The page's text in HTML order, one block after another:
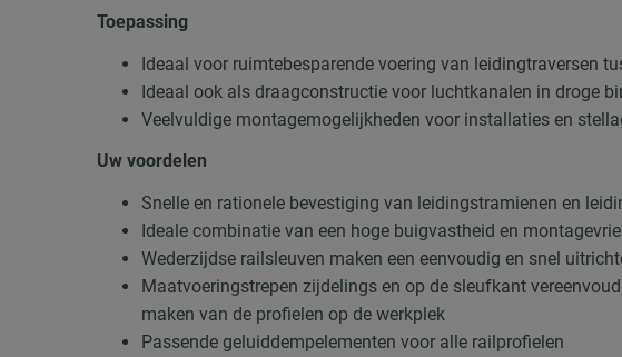
Toepassing
Ideaal voor ruimtebesparende voering van leidingtraversen
Ideaal ook als draagconstructie voor luchtkanalen in droge
Veelvuldige montagemogelijkheden voor installaties en
Uw voordelen
Snelle en rationele bevestiging van leidingstramienen en
Ideale combinatie van een hoge buigvastheid en
Wederzijdse railsleuven maken een eenvoudig en snel
Maatvoeringstrepen zijdelings en op de sleufkant
maken van de profielen op de werkplek
Passende geluiddempelementen voor alle railprofielen